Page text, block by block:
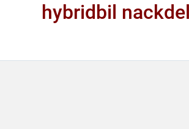
hybridbil